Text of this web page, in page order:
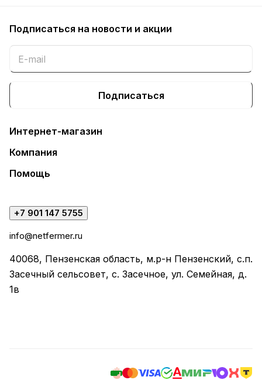
Подписаться на новости и акции
Подписаться
Интернет-магазин
Компания
Помощь
+7 901 147 5755
info@netfermer.ru
40068, Пензенская область, м.р-н Пензенский, с.п.
Засечный сельсовет, с. Засечное, ул. Семейная, д.
1в